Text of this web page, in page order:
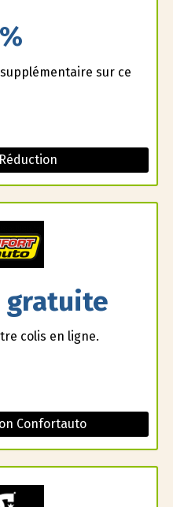
sur ce
gratuite
colis en ligne.
Confortauto